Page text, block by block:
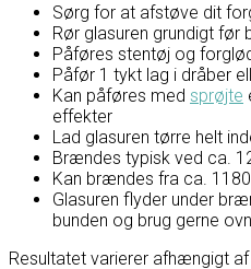
Sørg for at afstøve dit
Rør glasuren grundigt før
Påføres stentøj og
Påfør 1 tykt lag i dråber
Kan påføres med sprøjte
effekter
Lad glasuren tørre helt
Brændes typisk ved ca.
Kan brændes fra ca.
Glasuren flyder under
bunden og brug gerne
Resultatet varierer afhængigt